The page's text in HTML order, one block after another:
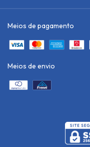
Meios de pagamento
Meios de envio